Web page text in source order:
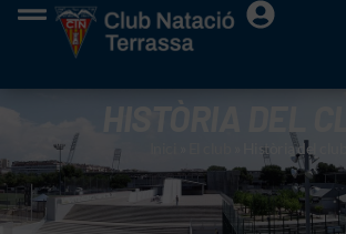
HISTÒRIA DEL
Història del club